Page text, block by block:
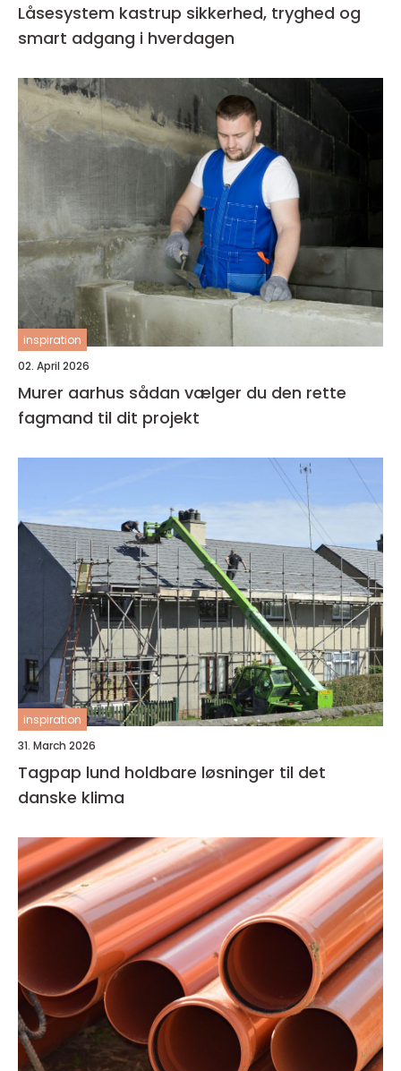
Låsesystem kastrup sikkerhed, tryghed og
smart adgang i hverdagen
inspiration
02. April 2026
Murer aarhus sådan vælger du den rette
fagmand til dit projekt
inspiration
31. March 2026
Tagpap lund holdbare løsninger til det
danske klima